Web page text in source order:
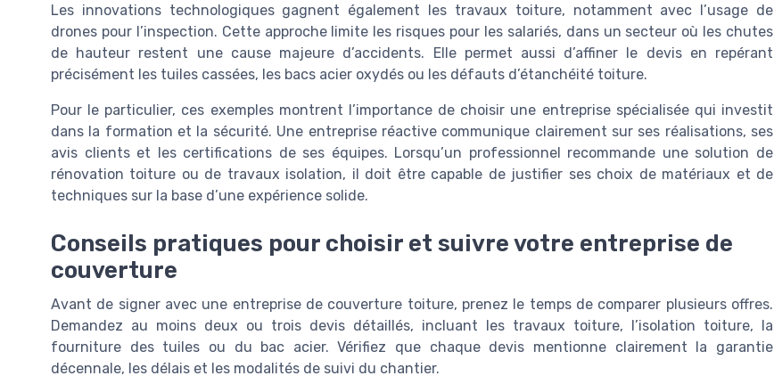
Les innovations technologiques gagnent également les travaux toiture, notamment avec l’usage de
drones pour l’inspection. Cette approche limite les risques pour les salariés, dans un secteur où les chutes
de hauteur restent une cause majeure d’accidents. Elle permet aussi d’affiner le devis en repérant
précisément les tuiles cassées, les bacs acier oxydés ou les défauts d’étanchéité toiture.
Pour le particulier, ces exemples montrent l’importance de choisir une entreprise spécialisée qui investit
dans la formation et la sécurité. Une entreprise réactive communique clairement sur ses réalisations, ses
avis clients et les certifications de ses équipes. Lorsqu’un professionnel recommande une solution de
rénovation toiture ou de travaux isolation, il doit être capable de justifier ses choix de matériaux et de
techniques sur la base d’une expérience solide.
Conseils pratiques pour choisir et suivre votre entreprise de
couverture
Avant de signer avec une entreprise de couverture toiture, prenez le temps de comparer plusieurs offres.
Demandez au moins deux ou trois devis détaillés, incluant les travaux toiture, l’isolation toiture, la
fourniture des tuiles ou du bac acier. Vérifiez que chaque devis mentionne clairement la garantie
décennale, les délais et les modalités de suivi du chantier.